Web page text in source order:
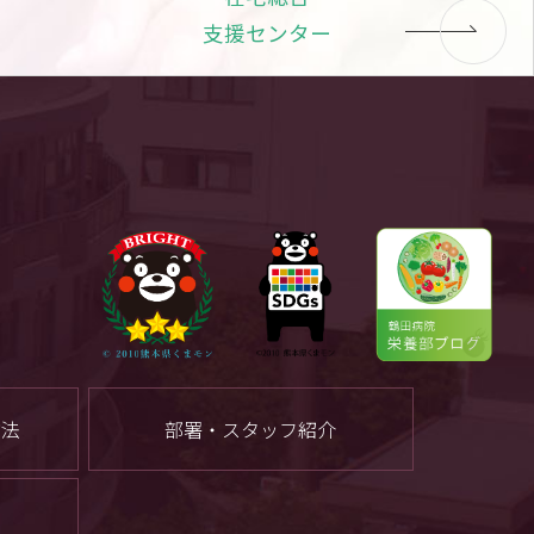
支援センター
部署・スタッフ紹介